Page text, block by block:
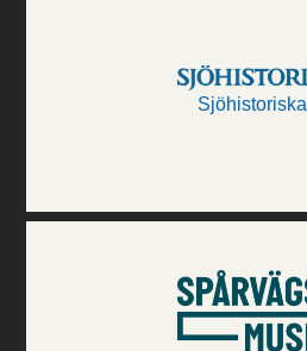
Sjöhistoriska